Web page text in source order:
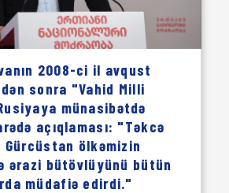
2008-ci il avqust
sonra "Vahid Milli
münasibətdə
açıqlaması: "Təkcə
ölkəmizin
ərazi bütövlüyünü bütün
müdafiə edirdi."